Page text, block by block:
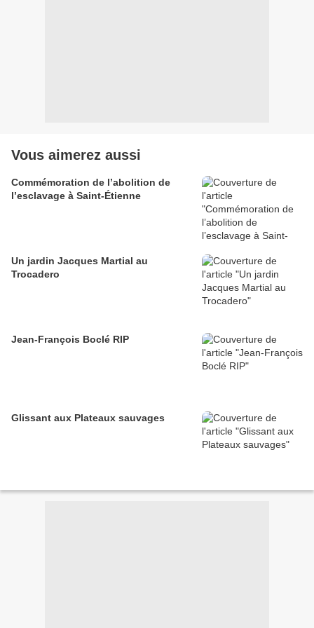
Vous aimerez aussi
Commémoration de l’abolition de
l’esclavage à Saint-Étienne
Un jardin Jacques Martial au
Trocadero
Jean-François Boclé RIP
Glissant aux Plateaux sauvages